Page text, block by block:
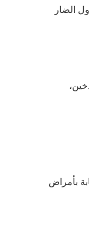
الضار
بأمراض